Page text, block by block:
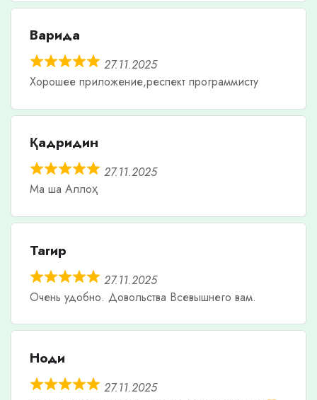
Варида
27.11.2025
Хорошее приложение,респект программисту
Қадридин
27.11.2025
Ма ша Аллоҳ
Тагир
27.11.2025
Очень удобно. Довольства Всевышнего вам.
Ноди
27.11.2025